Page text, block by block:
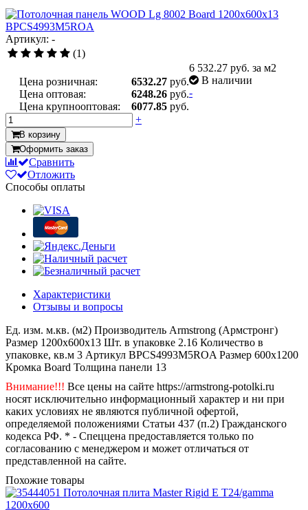
Артикул: -
(1)
Цена розничная: 6532.27 руб.
Цена оптовая:
6248.26 руб.
Цена крупнооптовая:
6077.85 руб.
6 532.27 руб. за м2
В наличии
-
+
В корзину
Оформить заказ
Сравнить
Отложить
Способы оплаты
Характеристики
Отзывы и вопросы
Ед. изм. м.кв. (м2) Производитель Armstrong (Армстронг)
Размер 1200x600x13 Шт. в упаковке 2.16 Количество в
упаковке, кв.м 3 Артикул BPCS4993M5ROA Размер 600x1200
Кромка Board Толщина панели 13
Внимание!!! Все цены на сайте https://armstrong-potolki.ru
носят исключительно информационный характер и ни при
каких условиях не являются публичной офертой,
определяемой положениями Статьи 437 (п.2) Гражданского
кодекса РФ. * - Спеццена предоставляется только по
согласованию с менеджером и может отличаться от
представленной на сайте.
Похожие товары